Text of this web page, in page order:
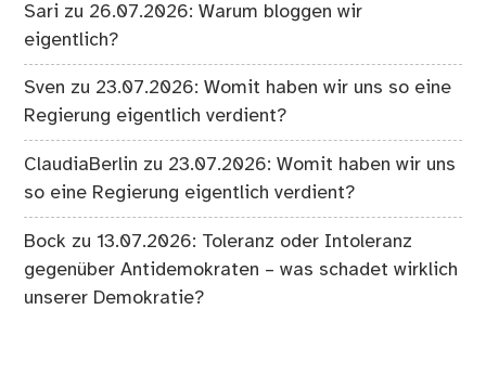
Sari zu 26.07.2026: Warum bloggen wir
eigentlich?
Sven zu 23.07.2026: Womit haben wir uns so eine
Regierung eigentlich verdient?
ClaudiaBerlin zu 23.07.2026: Womit haben wir uns
so eine Regierung eigentlich verdient?
Bock zu13.07.2026: Toleranz oder Intoleranz
gegenüber Antidemokraten – was schadet wirklich
unserer Demokratie?